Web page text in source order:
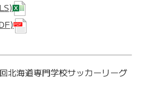
海道専門学校サッカーリーグ